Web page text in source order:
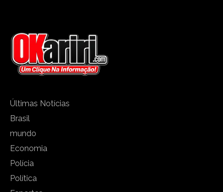
Últimas Notícias
Brasil
mundo
Economia
Polícia
Política